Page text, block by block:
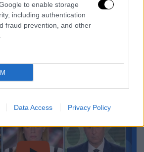
to enable storage
including authentication
fraud prevention, and other
Data Access Privacy Policy
των εσωκομματικών
Ανδρουλάκης θέλει να
να βάλει σε νέα τροχιά το
κούρσα διαδοχής, και νέα